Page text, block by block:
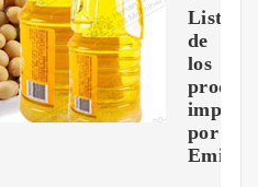
Lista
de
los
por